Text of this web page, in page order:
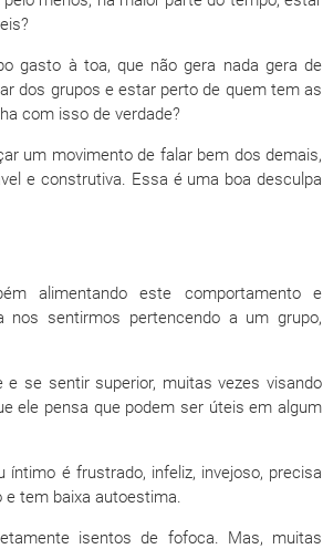
gasto à toa, que não gera nada gera de
dos grupos e estar perto de quem tem as
com isso de verdade?
um movimento de falar bem dos demais,
e construtiva. Essa é uma boa desculpa
alimentando este comportamento e
nos sentirmos pertencendo a um grupo,
se sentir superior, muitas vezes visando
ele pensa que podem ser úteis em algum
é frustrado, infeliz, invejoso, precisa
e tem baixa autoestima.
isentos de fofoca. Mas, muitas